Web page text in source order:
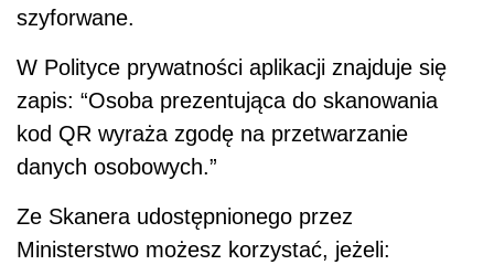
szyforwane.
W Polityce prywatności aplikacji znajduje się
zapis: “Osoba prezentująca do skanowania
kod QR wyraża zgodę na przetwarzanie
danych osobowych.”
Ze Skanera udostępnionego przez
Ministerstwo możesz korzystać, jeżeli: